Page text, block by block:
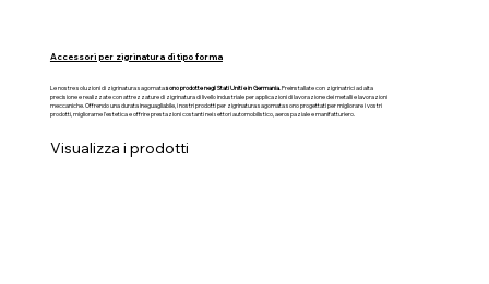
Accessori per zigrinatura di tipo forma
Le nostre soluzioni di zigrinatura sagomatasono prodotte negli Stati Uniti e in Germania. Preinstallate con zigrinatrici ad alta
precisione e realizzate con attrezzature di zigrinatura di livello industriale per applicazioni di lavorazione dei metalli e lavorazioni
meccaniche. Offrendo una durata ineguagliabile, i nostri prodotti per zigrinatura sagomata sono progettati per migliorare i vostri
prodotti, migliorarne l'estetica e offrire prestazioni costanti nei settori automobilistico, aerospaziale e manifatturiero.
Visualizza i prodotti